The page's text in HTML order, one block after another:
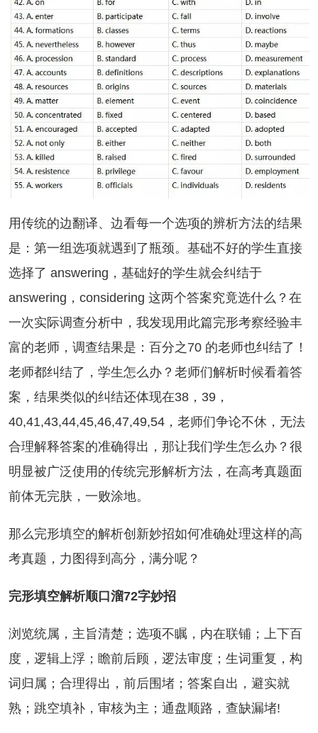
统的边翻译、边看每一个选项的辨析方法的结果
是：第一组选项就遇到了瓶颈。基础不好的学生直接
选择了 answering，基础好的学生就会纠结于
answering，considering 这两个答案究竟选什么？在
一次实际调查分析中，我发现用此篇完形考察经验丰
富的老师，调查结果是：百分之70 的老师也纠结了！
老师都纠结了，学生怎么办？老师们解析时候看着答
案，结果类似的纠结还体现在38，39，
40,41,43,44,45,46,47,49,54，老师们争论不休，无法
合理解释答案的准确得出，那让我们学生怎么办？很
明显被广泛使用的传统完形解析方法，在高考真题面
前体无完肤，一败涂地。
完形填空的解析创新妙招如何准确处理这样的高
考真题，力图得到高分，满分呢？
完形填空解析顺口溜72字妙招
统属，主旨清楚；选项不瞩，内在联铺；上下百
度，逻辑上浮；瞻前后顾，逻法审度；生词重复，构
词归属；合理得出，前后围堵；答案自出，避实就
熟；跳空填补，审核为主；通盘顺路，查缺漏堵!